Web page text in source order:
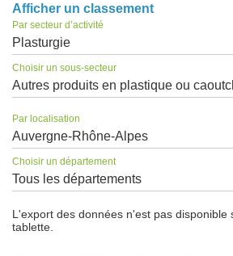
Afficher un classement
Par secteur d’activité
Plasturgie
Choisir un sous-secteur
Autres produits en plastique ou
Par localisation
Auvergne-Rhône-Alpes
Choisir un département
Tous les départements
L'export des données n'est pas disponible
tablette.